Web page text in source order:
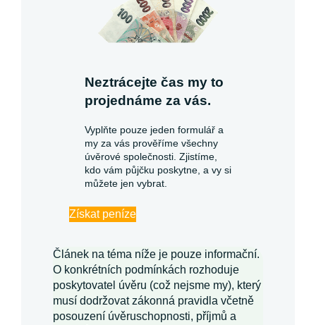
Neztrácejte čas my to
projednáme za vás.
Vyplňte pouze jeden formulář a
my za vás prověříme všechny
úvěrové společnosti. Zjistíme,
kdo vám půjčku poskytne, a vy si
můžete jen vybrat.
Získat peníze
Článek na téma níže je pouze informační.
O konkrétních podmínkách rozhoduje
poskytovatel úvěru (což nejsme my), který
musí dodržovat zákonná pravidla včetně
posouzení úvěruschopnosti, příjmů a